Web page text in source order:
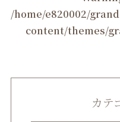
/home/e820002/
content/themes/
カテ